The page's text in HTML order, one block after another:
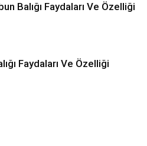
Balığı Faydaları Ve Özelliği
Faydaları Ve Özelliği